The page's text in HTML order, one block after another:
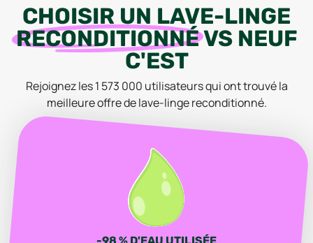
CHOISIR UN LAVE-LINGE
RECONDITIONNÉVS NEUF
C'EST
Rejoignez les1 573 000 utilisateurs qui ont trouvé la
meilleure offrede lave-linge reconditionné.